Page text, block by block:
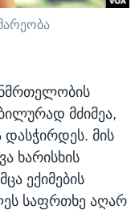
მძიმეა,
დასჭირდეს. მის
ხარისხის
ექიმების
საფრთხე აღარ